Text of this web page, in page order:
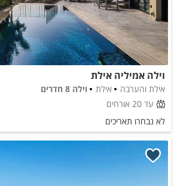
וילה אמיליה אילת
אילת והערבה אילת
וילה 8 חדרים
עד 20 אורחים
לא נבחרו תאריכים